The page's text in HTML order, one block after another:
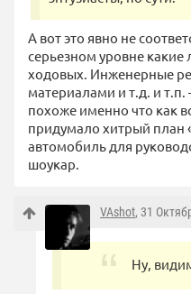
А вот это явно не
серьезном уровне
ходовых. Инженерные
материалами и т.д. и т.п.
похоже именно что как
придумало хитрый план
автомобиль для
шоукар.
VAshot, 31
Ну,